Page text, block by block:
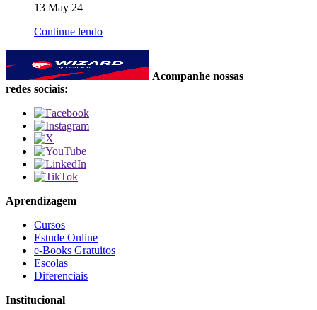
13 May 24
Continue lendo
Acompanhe nossas
redes sociais:
Aprendizagem
Cursos
Estude Online
e-Books Gratuitos
Escolas
Diferenciais
Institucional